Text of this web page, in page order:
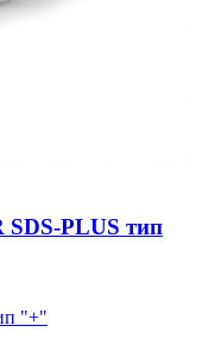
SDS-PLUS тип
"+"